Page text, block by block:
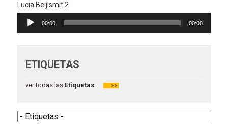
Lucia Beijlsmit 2
Reproductor
00:00 00:00
ETIQUETAS
ver todas las Etiquetas >>